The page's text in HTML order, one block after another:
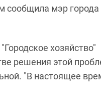
сообщила мэр города
хозяйство"
решения этой
"В настоящее